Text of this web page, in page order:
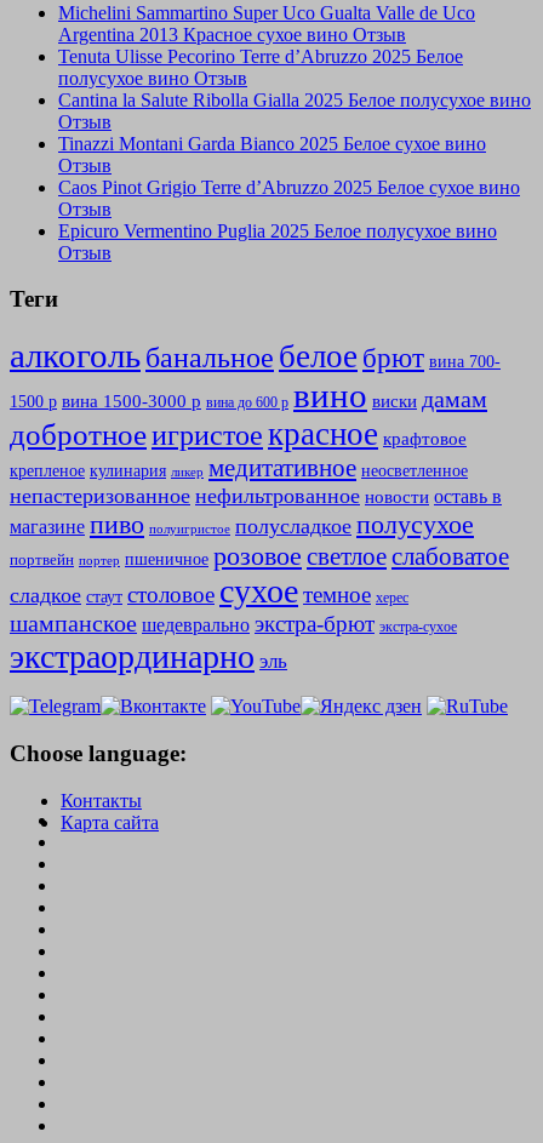
Michelini Sammartino Super Uco Gualta Valle de Uco
Argentina 2013 Красное сухое вино Отзыв
Tenuta Ulisse Pecorino Terre d’Abruzzo 2025 Белое
полусухое вино Отзыв
Cantina la Salute Ribolla Gialla 2025 Белое полусухое вино
Отзыв
Tinazzi Montani Garda Bianco 2025 Белое сухое вино
Отзыв
Caos Pinot Grigio Terre d’Abruzzo 2025 Белое сухое вино
Отзыв
Epicuro Vermentino Puglia 2025 Белое полусухое вино
Отзыв
Теги
алкогольбанальное белое брют вина 700-
1500 р вина 1500-3000 р вина до 600 р вино виски дамам
добротноеигристоекрасное крафтовое
крепленое кулинария ликер медитативное неосветленное
непастеризованное нефильтрованное новости оставь в
магазине пиво полуигристое полусладкое полусухое
портвейн портер пшеничное розовое светлоеслабоватое
сладкое стаут столовое сухоетемное херес
шампанское шедеврально экстра-брют экстра-сухое
экстраординарно эль
Choose language:
Контакты
Карта сайта